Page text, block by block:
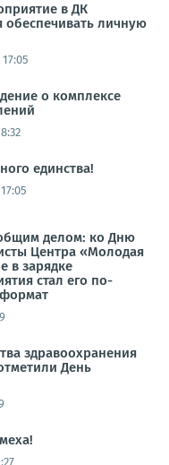
в ДК
обеспечивать личную
о комплексе
единства!
делом: ко Дню
Центра «Молодая
в зарядке
стал его по-
здравоохранения
День